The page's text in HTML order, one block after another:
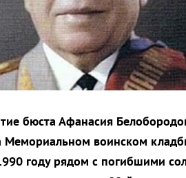
бюста Афанасия
Мемориальном воинском
году рядом с погибшими